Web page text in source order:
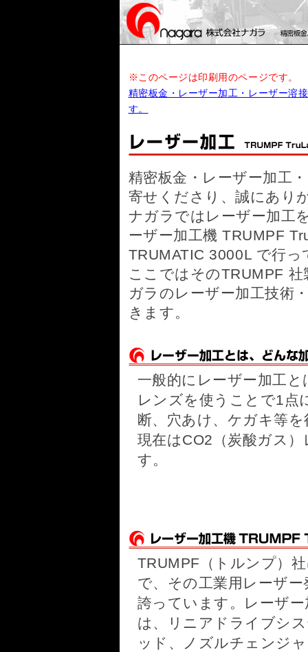
※このページは印刷用のページです。
精密板金・レーザー加工・レーザー溶
す。
精密板金・レーザー加工
寄せくださり、誠にあり
ナガラではレーザー加工
ーザー加工機 TRUMPF
TRUMATIC 3000L で行っ
ここではそのTRUMPF
ガラのレーザー加工技術
きます。
一般的にレーザー加工
レンズを使うことで1点
断、穴あけ、ケガキ等
現在はCO2（炭酸ガス
す。
TRUMPF（トルンプ）
で、その工業用レーザ
誇っています。レーザ
は、リニアドライブシ
ッド、ノズルチェンジ